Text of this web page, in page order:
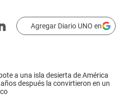
Agregar Diario UNO en
a una isla desierta de América
después la convirtieron en un